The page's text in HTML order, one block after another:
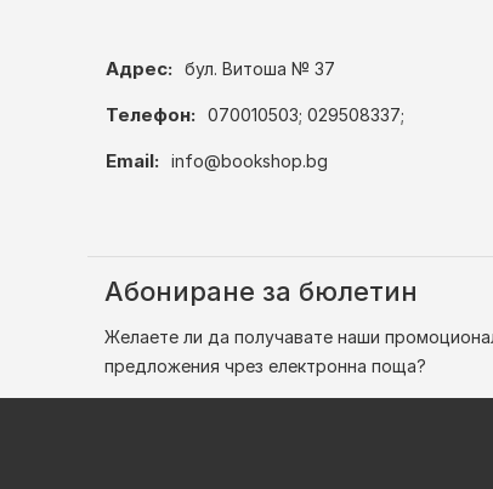
Адрес: бул. Витоша № 37
Телефон: 070010503; 029508337;
Email: info@bookshop.bg
Абониране за бюлетин
Желаете ли да получавате наши
предложения чрез електронна поща?